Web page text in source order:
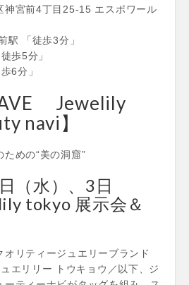
神宮前4丁目25-15 エスポワール
駅 「徒歩3分」
歩5分」
6分」
Jewelily
navi】
めの“美の洞窟”
（水）、3日
tokyo 展示会＆
オリティージュエリーブランド
エリリー トウキョウ／以下、ジ